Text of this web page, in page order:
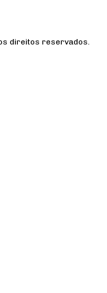
direitos reservados.